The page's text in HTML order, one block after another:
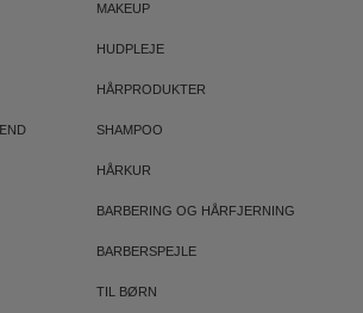
MAKEUP
HUDPLEJE
HÅRPRODUKTER
SHAMPOO
HÅRKUR
BARBERING OG HÅRFJERNING
BARBERSPEJLE
TIL BØRN